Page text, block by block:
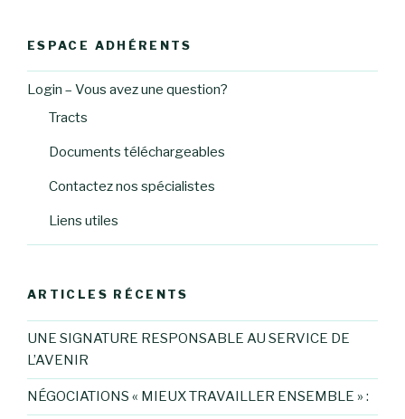
ESPACE ADHÉRENTS
Login – Vous avez une question?
Tracts
Documents téléchargeables
Contactez nos spécialistes
Liens utiles
ARTICLES RÉCENTS
UNE SIGNATURE RESPONSABLE AU SERVICE DE
L’AVENIR
NÉGOCIATIONS « MIEUX TRAVAILLER ENSEMBLE » :